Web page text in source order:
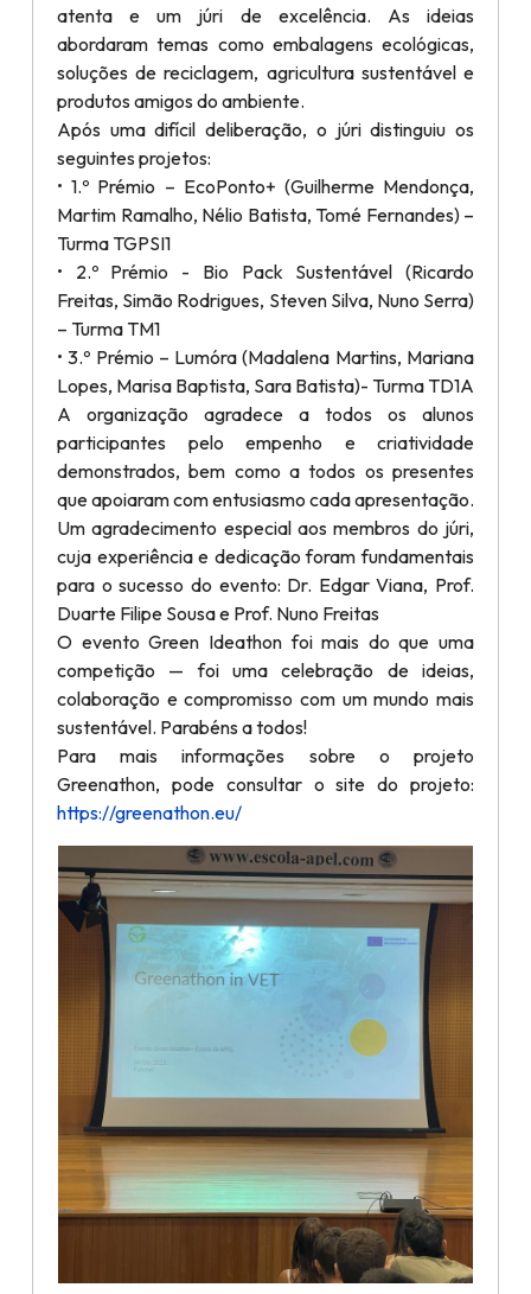
atenta e um júri de excelência. As ideias
abordaram temas como embalagens ecológicas,
soluções de reciclagem, agricultura sustentável e
produtos amigos do ambiente.
Após uma difícil deliberação, o júri distinguiu os
seguintes projetos:
• 1.º Prémio – EcoPonto+ (Guilherme Mendonça,
Martim Ramalho, Nélio Batista, Tomé Fernandes) –
Turma TGPSI1
• 2.º Prémio - Bio Pack Sustentável (Ricardo
Freitas, Simão Rodrigues, Steven Silva, Nuno Serra)
– Turma TM1
• 3.º Prémio – Lumóra (Madalena Martins, Mariana
Lopes, Marisa Baptista, Sara Batista)- Turma TD1A
A organização agradece a todos os alunos
participantes pelo empenho e criatividade
demonstrados, bem como a todos os presentes
que apoiaram com entusiasmo cada apresentação.
Um agradecimento especial aos membros do júri,
cuja experiência e dedicação foram fundamentais
para o sucesso do evento: Dr. Edgar Viana, Prof.
Duarte Filipe Sousa e Prof. Nuno Freitas
O evento Green Ideathon foi mais do que uma
competição — foi uma celebração de ideias,
colaboração e compromisso com um mundo mais
sustentável. Parabéns a todos!
Para mais informações sobre o projeto
Greenathon, pode consultar o site do projeto:
https://greenathon.eu/